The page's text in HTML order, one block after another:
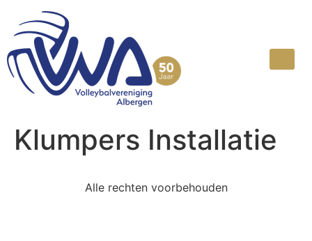
Klumpers Installatie
Alle rechten voorbehouden